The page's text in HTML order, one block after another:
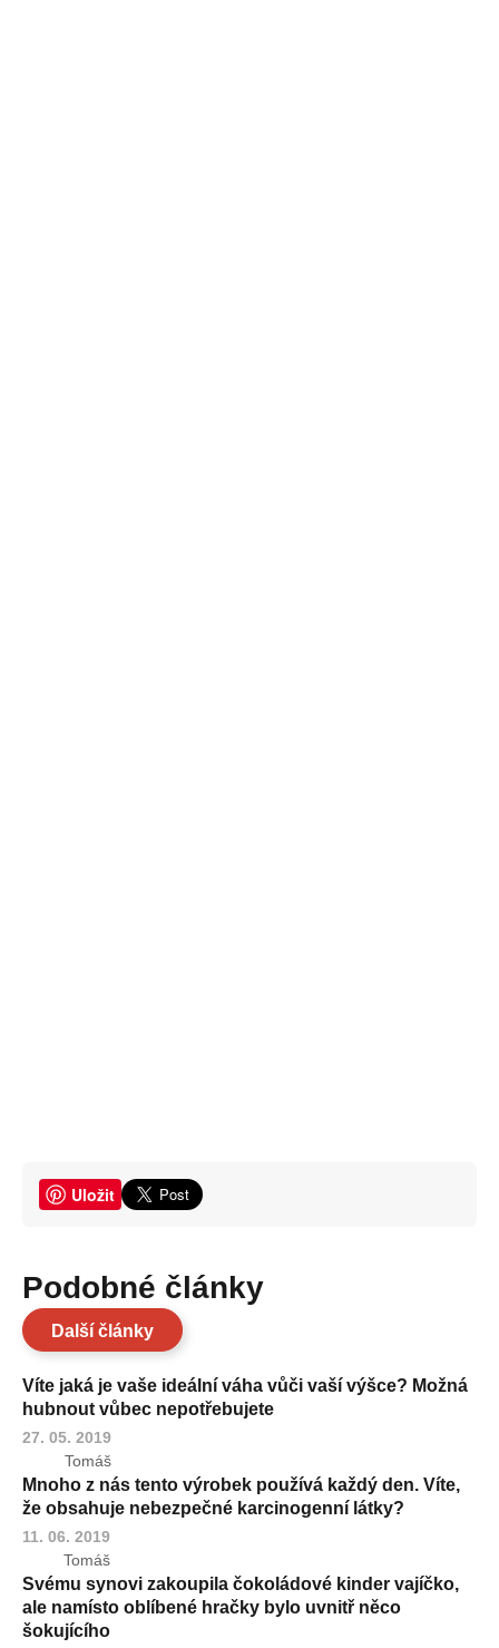
Uložit
Podobné články
Další články
Víte jaká je vaše ideální váha vůči vaší výšce? Možná
hubnout vůbec nepotřebujete
27. 05. 2019
Tomáš
Mnoho z nás tento výrobek používá každý den. Víte,
že obsahuje nebezpečné karcinogenní látky?
11. 06. 2019
Tomáš
Svému synovi zakoupila čokoládové kinder vajíčko,
ale namísto oblíbené hračky bylo uvnitř něco
šokujícího